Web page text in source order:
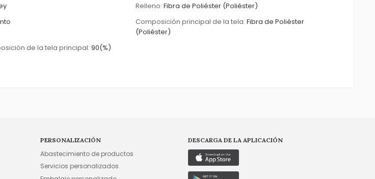
Relleno: Fibra de Poliéster (Poliéster)
Composición principal de la tela: Fibra de Poliéster
(Poliéster)
de la tela principal: 90(%)
PERSONALIZACIÓN
Abastecimiento de productos
Servicios personalizados
DESCARGA DE LA APLICACIÓN